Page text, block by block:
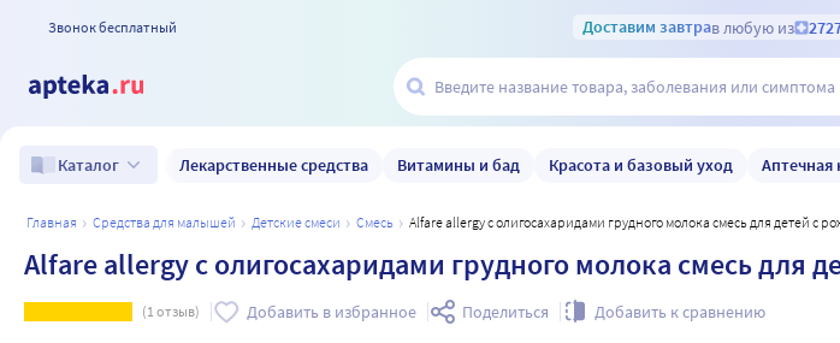
Звонок бесплатный Доставим завтрав любую из
Каталог Лекарственные средства Витамины и бад Красота и базовый уход Аптечная
главная средства для малышей детские смеси смесь Alfare allergy с олигосахаридами грудного молока смесь для детей с
Alfare allergy с олигосахаридами грудного молока смесь для
(1отзыв) Добавить в избранное Поделиться Добавить к сравнению